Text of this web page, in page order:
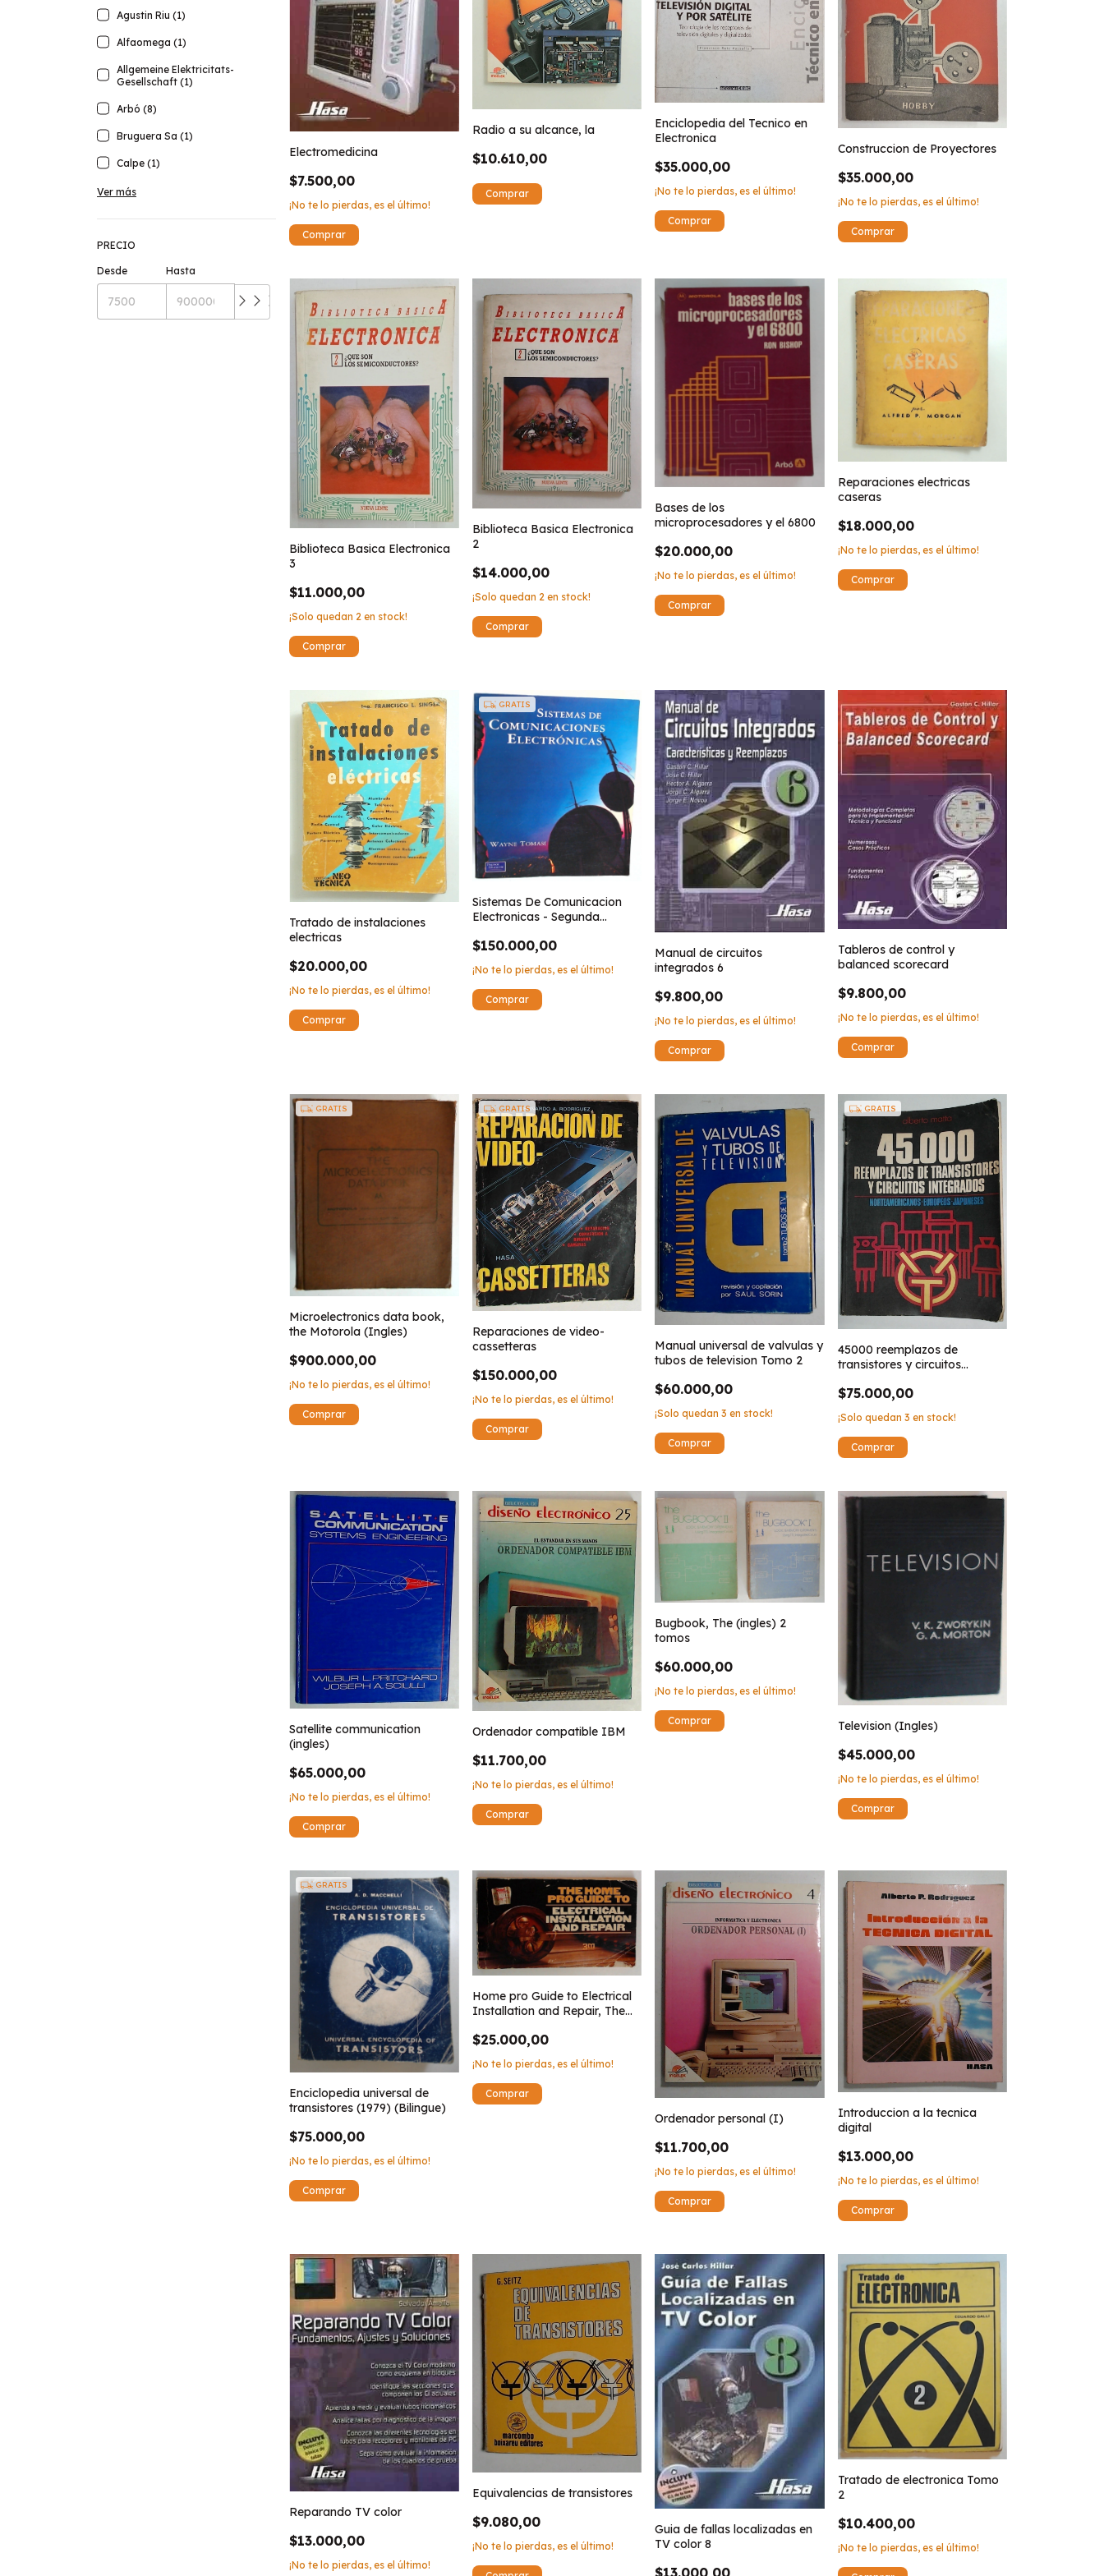
Agustin Riu (1)
Alfaomega (1)
Allgemeine Elektricitats-
Gesellschaft (1)
Arbó (8)
Bruguera Sa (1)
Calpe (1)
Ver más
PRECIO
Desde Hasta
Electromedicina
$7.500,00
¡No te lo pierdas, es el último!
Radio a su alcance, la
$10.610,00
Enciclopedia del Tecnico en
Electronica
$35.000,00
¡No te lo pierdas, es el último!
Construccion de Proyectores
$35.000,00
¡No te lo pierdas, es el último!
Biblioteca Basica Electronica
3
$11.000,00
¡Solo quedan 2 en stock!
Biblioteca Basica Electronica
2
$14.000,00
¡Solo quedan 2en stock!
Bases de los
microprocesadores y el 6800
$20.000,00
¡No te lo pierdas, es el último!
Reparaciones electricas
caseras
$18.000,00
¡No te lo pierdas, es el último!
Tratado de instalaciones
electricas
$20.000,00
¡No te lo pierdas, es el último!
GRATIS
Sistemas De Comunicacion
Electronicas - Segunda
$150.000,00
¡No te lo pierdas, es el último!
Manual de circuitos
integrados 6
$9.800,00
¡No te lo pierdas, es el último!
Tableros de control y
balanced scorecard
$9.800,00
¡No te lo pierdas, es el último!
GRATIS
Microelectronics data book,
the Motorola (Ingles)
$900.000,00
¡No te lo pierdas, es el último!
GRATIS
Reparaciones de video-
cassetteras
$150.000,00
¡No te lo pierdas, es el último!
Manual universal de valvulas y
tubos de television Tomo 2
$60.000,00
¡Solo quedan3 en stock!
GRATIS
45000 reemplazos de
transistores y circuitos
$75.000,00
¡Solo quedan 3 en stock!
Satellite communication
(ingles)
$65.000,00
¡No te lo pierdas, es el último!
Ordenador compatible IBM
$11.700,00
¡No te lo pierdas, es el último!
Bugbook, The (ingles) 2
tomos
$60.000,00
¡No te lo pierdas, es el último!
Television (Ingles)
$45.000,00
¡No te lo pierdas, es el último!
GRATIS
Enciclopedia universal de
transistores (1979) (Bilingue)
$75.000,00
¡No te lo pierdas, es el último!
Home pro Guide to Electrical
Installation and Repair, The
$25.000,00
¡No te lo pierdas, es el último!
Ordenador personal (I)
$11.700,00
¡No te lo pierdas, es el último!
Introduccion a la tecnica
digital
$13.000,00
¡No te lo pierdas, es el último!
Reparando TV color
$13.000,00
¡No te lo pierdas, es el último!
Equivalencias de transistores
$9.080,00
¡No te lo pierdas, es el último!
Guia de fallas localizadas en
TV color 8
Tratado de electronica Tomo
2
$10.400,00
¡No te lo pierdas, es el último!